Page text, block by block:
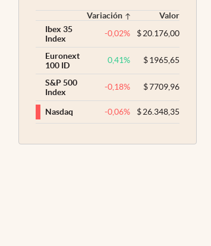
Variación
Valor
Ibex 35
Index
-0,02% $20.176,00
Euronext
100 ID
0,41% $1965,65
S&P 500
Index
-0,18% $7709,96
Nasdaq -0,06% $26.348,35